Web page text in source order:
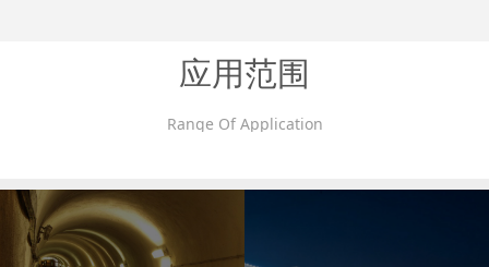
应用范围
Range Of Application